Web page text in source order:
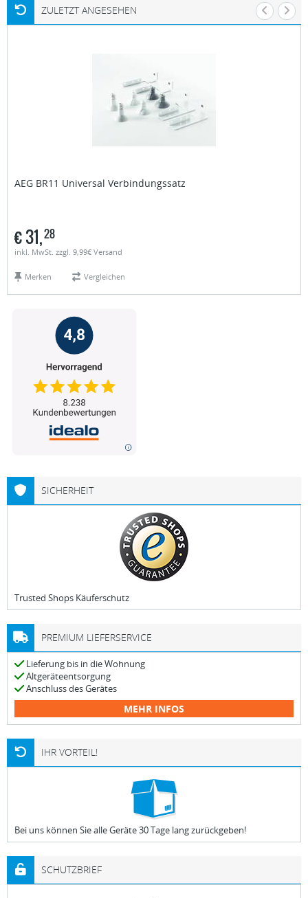
ZULETZT ANGESEHEN
AEG BR11 Universal Verbindungssatz
€31,28
inkl. MwSt. zzgl. 9,99€ Versand
Merken Vergleichen
SICHERHEIT
Trusted Shops Käuferschutz
PREMIUM LIEFERSERVICE
Lieferung bis in die Wohnung
Altgeräteentsorgung
Anschluss des Gerätes
MEHR INFOS
IHR VORTEIL!
Bei uns können Sie alle Geräte 30 Tage lang zurückgeben!
SCHUTZBRIEF